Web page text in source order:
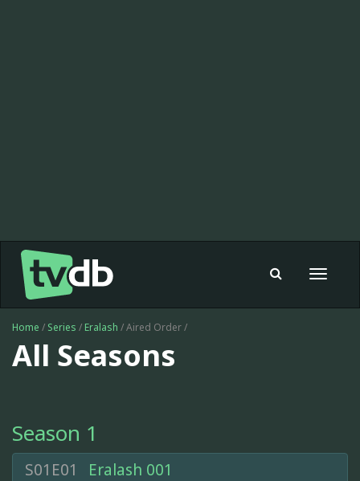
Toggle
Home / Series / Eralash / Aired Order /
All Seasons
Season 1
S01E01 Eralash 001